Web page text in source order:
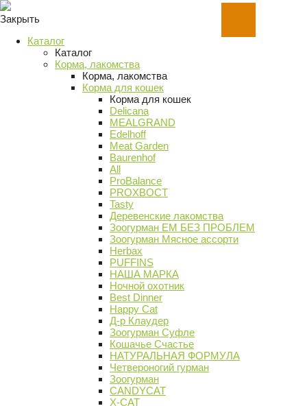
Закрыть
Каталог
Каталог
Корма, лакомства
Корма, лакомства
Корма для кошек
Корма для кошек
Delicana
MEALGRAND
Edelhoff
Meat Garden
Baurenhof
All
ProBalance
PROХВОСТ
Tasty
Деревенские лакомства
Зоогурман ЕМ БЕЗ ПРОБЛЕМ
Зоогурман Мясное ассорти
Herbax
PUFFINS
НАША МАРКА
Ночной охотник
Best Dinner
Happy Cat
Д-р Клаудер
Зоогурман Суфле
Кошачье Счастье
НАТУРАЛЬНАЯ ФОРМУЛА
Четвероногий гурман
Зоогурман
CANDYCAT
X-CAT